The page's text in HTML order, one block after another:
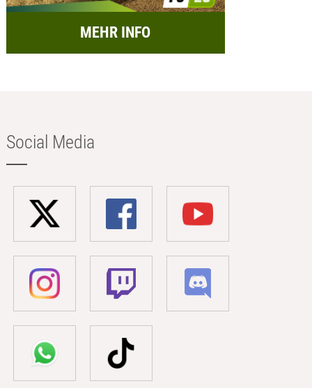
MEHR INFO
Social Media